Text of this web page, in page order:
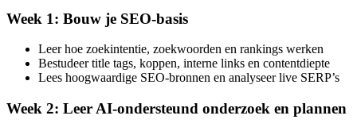
Week 1: Bouw je SEO-basis
Leer hoe zoekintentie, zoekwoorden en rankings werken
Bestudeer title tags, koppen, interne links en contentdiepte
Lees hoogwaardige SEO-bronnen en analyseer live SERP’s
Week 2: Leer AI-ondersteund onderzoek en plannen